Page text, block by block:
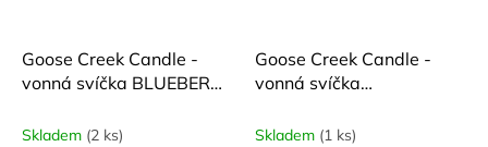
Goose Creek Candle -
vonná svíčka BLUEBERRY
(Borůvkový řecký jogurt)
Skladem (2 ks)
Goose Creek Candle -
vonná svíčka
CHESTNUT (Brusinky a
Skladem (1 ks)